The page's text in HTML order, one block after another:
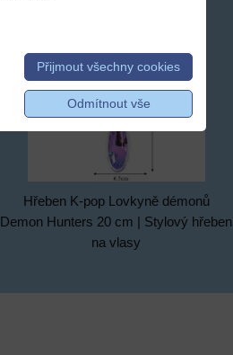
Hřeben K-pop Lovkyně démonů
Demon Hunters 20 cm | Stylový hřeben
na vlasy
Přijmout všechny cookies
Odmítnout vše